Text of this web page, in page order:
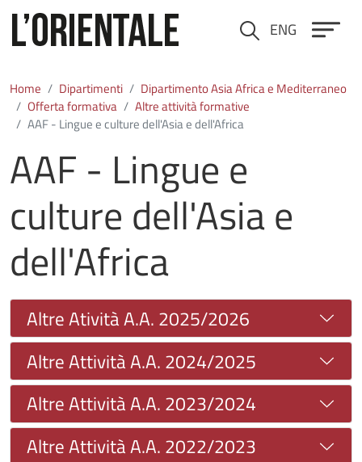
Cerca ENG
Home Dipartimenti
Dipartimento Asia Africa e Mediterraneo
Offerta formativa
Altre attività formative
AAF - Lingue e culture dell'Asia e dell'Africa
AAF - Lingue e
culture dell'Asia e
dell'Africa
Altre Atività A.A. 2025/2026
Altre Attività A.A. 2024/2025
Altre Attività A.A. 2023/2024
Altre Attività A.A. 2022/2023